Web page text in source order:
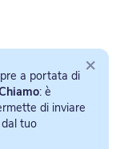
a portata di
: è
di inviare
tuo
×